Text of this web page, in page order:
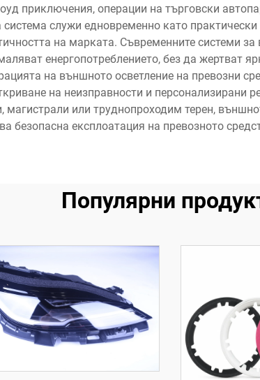
приключения, операции на търговски
система служи едновременно като
на марката. Съвременните системи
енергопотреблението, без да жертват
на външното осветление на превозни
на неизправности и персонализирани
или труднопроходим терен,
безопасна експлоатация на превозното
Популярни